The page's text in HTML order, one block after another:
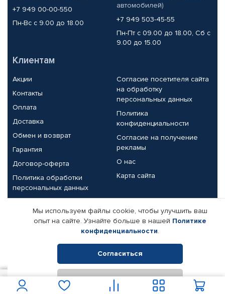
+7 949 00-00-550
Пн-Вс с 9.00 до 18.00
автомобилей)
+7 949 503-45-55
Пн-Пт с 09.00 до 18.00, Сб с
9.00 до 15.00
Клиентам
Акции
Контакты
Оплата
Доставка
Обмен и возврат
Гарантия
Договор-оферта
Политика обработки
персональных данных
Согласие посетителя сайта
на обработку
персональных данных
Политика
конфиденциальности
Согласие на получение
рекламы
О нас
Карта сайта
Партнерам
Корпоративным клиентам
Поставщикам
Реквизиты компании
© КАМАЗ ЦЕНТР ДОНЕЦК, 2015-2026. Все права защищены.
Интернет-магазин автомобильных товаров Автопрофи.
Мы используем файлы cookie, чтобы улучшить ваш
опыт на сайте. Узнайте больше в нашей Политике
конфиденциальности.
Согласиться
Отклонить
В корзину